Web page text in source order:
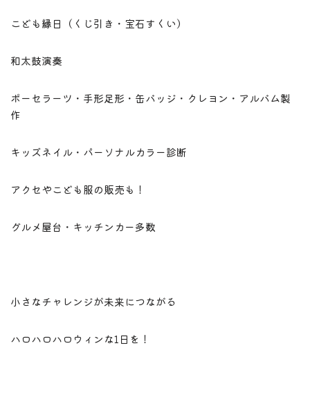
こども縁日（くじ引き・宝石すくい）
和太鼓演奏
ポーセラーツ・手形足形・缶バッジ・クレヨン・アルバム製
作
キッズネイル・パーソナルカラー診断
アクセやこども服の販売も！
グルメ屋台・キッチンカー多数
小さなチャレンジが未来につながる
ハロハロハロウィンな1日を！